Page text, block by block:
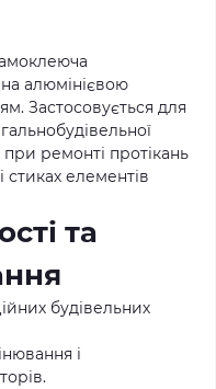
алюмінієвою
Застосовується для
при ремонті протікань
стиках елементів
та
будівельних
і